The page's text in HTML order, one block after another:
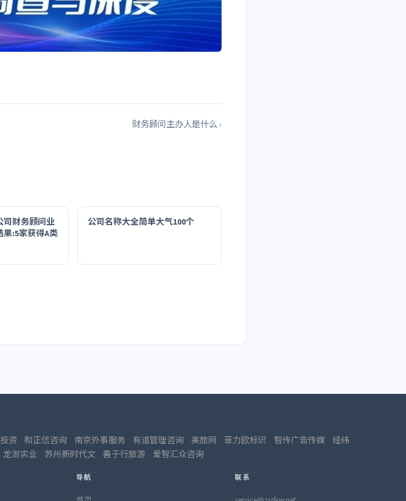
财务顾问主办人是什么 ›
司财务顾问业
:5家获得A类
公司名称大全简单大气100个
资 和正信咨询 南京外事服务 有道管理咨询 美旅网 菲力欧标识 智传广告传媒
经纬
龙澍实业 苏州新时代文 善于行旅游 爱智汇众咨询
导航 联系